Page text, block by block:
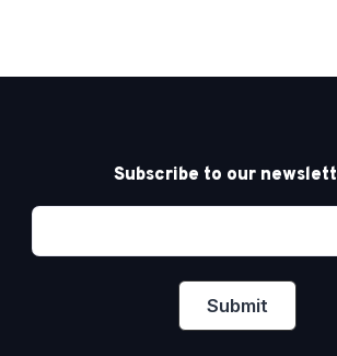
Subscribe to our